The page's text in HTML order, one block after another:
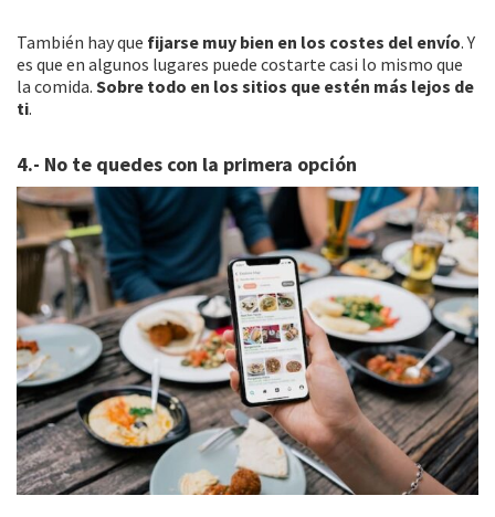
También hay que fijarse muy bien en los costes del envío. Y
es que en algunos lugares puede costarte casi lo mismo que
la comida. Sobre todo en los sitios que estén más lejos de
ti.
4.- No te quedes con la primera opción